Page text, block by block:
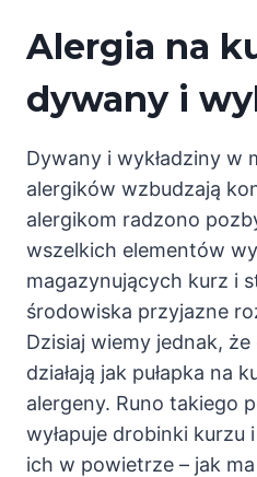
Alergia na
dywany i
Dywany i wykładziny w
alergików wzbudzają
alergikom radzono
wszelkich elementów
magazynujących kurz i
środowiska przyjazne
Dzisiaj wiemy jednak,
działają jak pułapka na
alergeny. Runo takiego
wyłapuje drobinki kurzu
ich w powietrze – jak